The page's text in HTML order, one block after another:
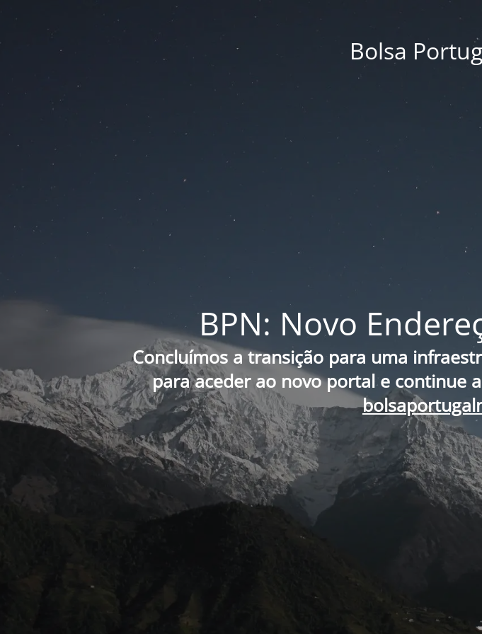
Bolsa
BPN: Novo
Concluímos a transição para uma
para aceder ao novo portal e continue